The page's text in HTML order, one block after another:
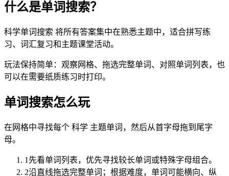
什么是单词搜索？
科学单词搜索 将所有答案集中在熟悉主题中，适合拼写练
习、词汇复习和主题课堂活动。
玩法保持简单：观察网格、拖选完整单词、对照单词列表，也
可以在需要纸质练习时打印。
单词搜索怎么玩
在网格中寻找每个 科学 主题单词，然后从首字母拖到尾字
母。
1 先看单词列表，优先寻找较长单词或特殊字母组合。
2沿直线拖选完整单词；根据难度，单词可能横向、纵